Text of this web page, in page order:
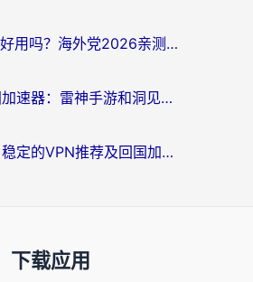
斧牛和biubiu好用吗？海外党2026亲测回国加速器指南，附番茄加速器深度体验
海外党选回国加速器：雷神手游和洞见哪个好？附iPhone免费VPN推荐及ChickCNUfunR实测
海外党必看：稳定的VPN推荐及回国加速器选择全攻略——告别地域限制，轻松刷国内资源
下载应用